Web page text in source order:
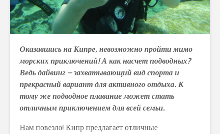
Оказавшись на Кипре, невозможно пройти мимо
морских приключений! А как насчет подводных?
Ведь дайвинг – захватывающий вид спорта и
прекрасный вариант для активного отдыха. К
тому же подводное плавание может стать
отличным приключением для всей семьи.
Нам повезло! Кипр предлагает отличные